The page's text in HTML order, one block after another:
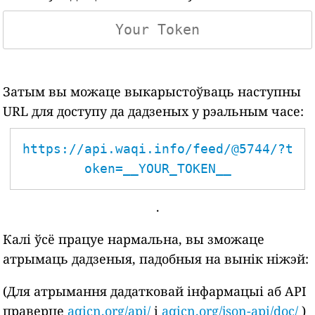
Затым вы можаце выкарыстоўваць наступны
URL для доступу да дадзеных у рэальным часе:
https://api.waqi.info/feed/@5744/?t
oken=__YOUR_TOKEN__
.
Калі ўсё працуе нармальна, вы зможаце
атрымаць дадзеныя, падобныя на вынік ніжэй:
(Для атрымання дадатковай інфармацыі аб API
праверце aqicn.org/api/ і aqicn.org/json-api/doc/ )